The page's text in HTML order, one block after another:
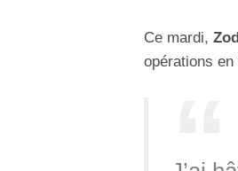
Ce mardi,
opérations en